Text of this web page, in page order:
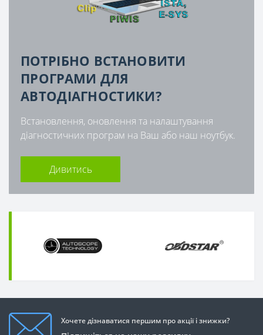
ПОТРІБНО ВСТАНОВИТИ
ПРОГРАМИ ДЛЯ
АВТОДІАГНОСТИКИ?
Встановлення, оновлення та налаштування
діагностичних програм на Ваш або наш ноутбук.
Дивитись
Хочете дізнаватися першим про акції і знижки?